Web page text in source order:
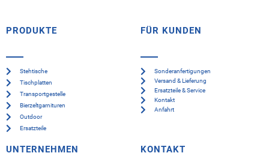
PRODUKTE
Stehtische
Tischplatten
Transportgestelle
Bierzeltgarnituren
Outdoor
Ersatzteile
FÜR KUNDEN
Sonderanfertigungen
Versand & Lieferung
Ersatzteile & Service
Kontakt
Anfahrt
UNTERNEHMEN KONTAKT